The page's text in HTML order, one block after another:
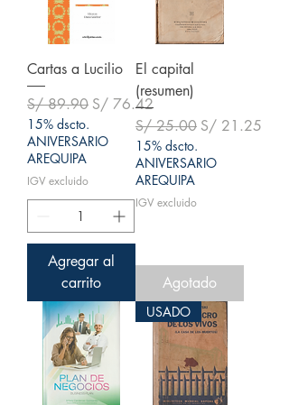
Cartas a Lucilio
Precio
S/ 89.90 Precio de oferta
S/ 76.42
15% dscto.
ANIVERSARIO
AREQUIPA
IGV excluido
Agregar al
carrito
El capital
(resumen)
Precio
S/ 25.00 Precio de oferta
S/ 21.25
15% dscto.
ANIVERSARIO
AREQUIPA
IGV excluido
Agotado
USADO